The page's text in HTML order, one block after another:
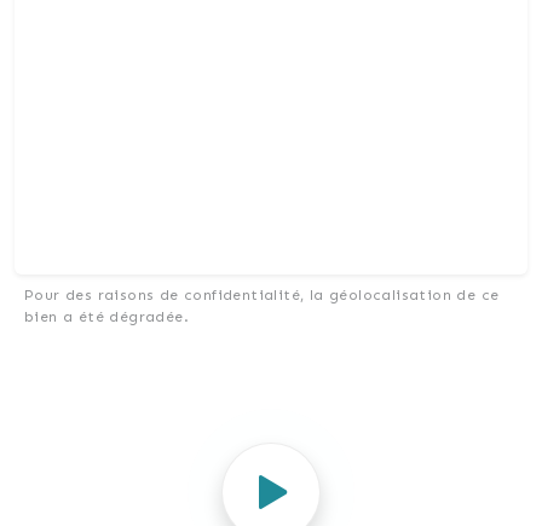
Pour des raisons de confidentialité, la géolocalisation de ce
bien a été dégradée.